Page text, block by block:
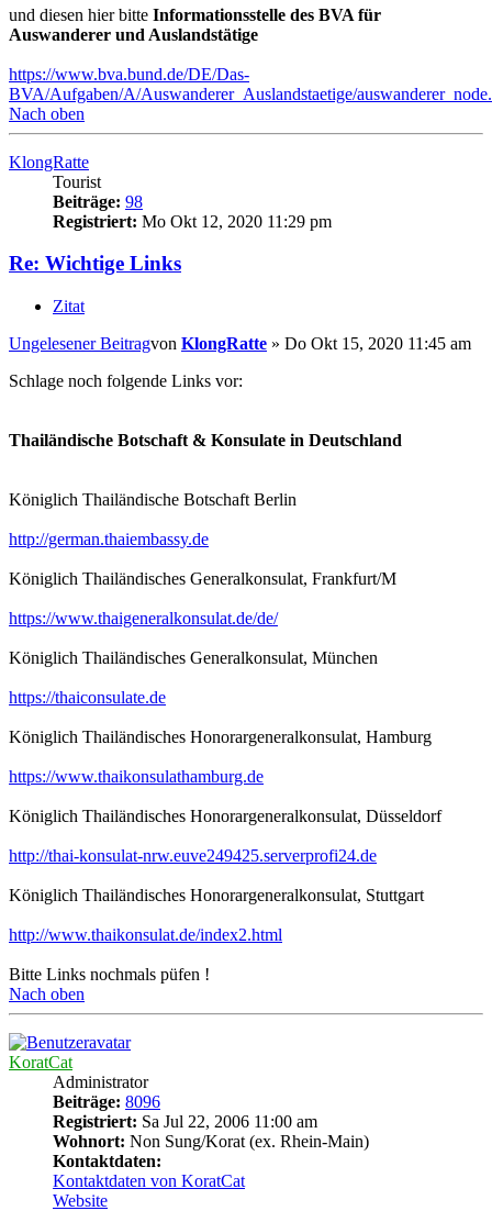
und diesen hier bitte Informationsstelle des BVA für
Auswanderer und Auslandstätige
https://www.bva.bund.de/DE/Das-
BVA/Aufgaben/A/Auswanderer_Auslandstaetige/
Nach oben
KlongRatte
Tourist
Beiträge: 98
Registriert: Mo Okt 12, 2020 11:29 pm
Re: Wichtige Links
Zitat
Ungelesener Beitragvon KlongRatte » Do Okt 15, 2020 11:45 am
Schlage noch folgende Links vor:
Thailändische Botschaft & Konsulate in Deutschland
Königlich Thailändische Botschaft Berlin
http://german.thaiembassy.de
Königlich Thailändisches Generalkonsulat, Frankfurt/M
https://www.thaigeneralkonsulat.de/de/
Königlich Thailändisches Generalkonsulat, München
https://thaiconsulate.de
Königlich Thailändisches Honorargeneralkonsulat, Hamburg
https://www.thaikonsulathamburg.de
Königlich Thailändisches Honorargeneralkonsulat, Düsseldorf
http://thai-konsulat-nrw.euve249425.serverprofi24.de
Königlich Thailändisches Honorargeneralkonsulat, Stuttgart
http://www.thaikonsulat.de/index2.html
Bitte Links nochmals püfen !
Nach oben
KoratCat
Administrator
Beiträge: 8096
Registriert: Sa Jul 22, 2006 11:00 am
Wohnort: Non Sung/Korat (ex. Rhein-Main)
Kontaktdaten:
Kontaktdaten von KoratCat
Website